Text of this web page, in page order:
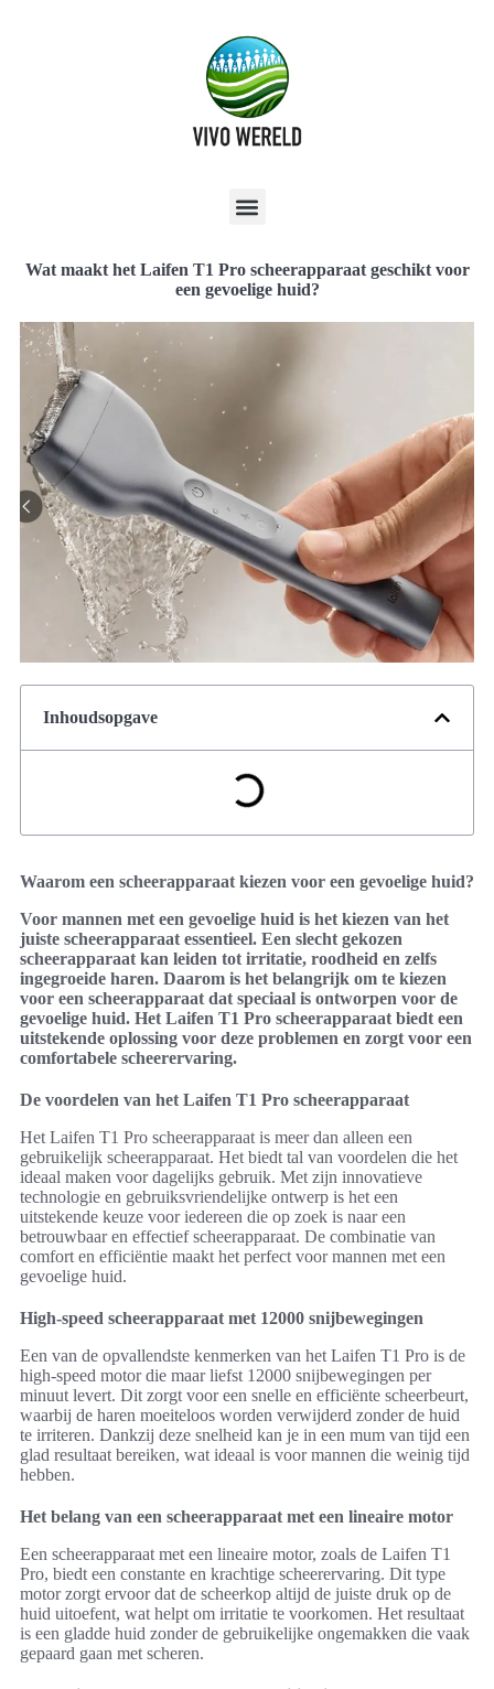
Wat maakt het Laifen T1 Pro scheerapparaat geschikt voor
een gevoelige huid?
Inhoudsopgave
Waarom een scheerapparaat kiezen voor een gevoelige huid?
Voor mannen met een gevoelige huid is het kiezen van het
juiste scheerapparaat essentieel. Een slecht gekozen
scheerapparaat kan leiden tot irritatie, roodheid en zelfs
ingegroeide haren. Daarom is het belangrijk om te kiezen
voor een scheerapparaat dat speciaal is ontworpen voor de
gevoelige huid. Het Laifen T1 Pro scheerapparaat biedt een
uitstekende oplossing voor deze problemen en zorgt voor een
comfortabele scheerervaring.
De voordelen van het Laifen T1 Pro scheerapparaat
Het Laifen T1 Pro scheerapparaat is meer dan alleen een
gebruikelijk scheerapparaat. Het biedt tal van voordelen die het
ideaal maken voor dagelijks gebruik. Met zijn innovatieve
technologie en gebruiksvriendelijke ontwerp is het een
uitstekende keuze voor iedereen die op zoek is naar een
betrouwbaar en effectief scheerapparaat. De combinatie van
comfort en efficiëntie maakt het perfect voor mannen met een
gevoelige huid.
High-speed scheerapparaat met 12000 snijbewegingen
Een van de opvallendste kenmerken van het Laifen T1 Pro is de
high-speed motor die maar liefst 12000 snijbewegingen per
minuut levert. Dit zorgt voor een snelle en efficiënte scheerbeurt,
waarbij de haren moeiteloos worden verwijderd zonder de huid
te irriteren. Dankzij deze snelheid kan je in een mum van tijd een
glad resultaat bereiken, wat ideaal is voor mannen die weinig tijd
hebben.
Het belang van een scheerapparaat met een lineaire motor
Een scheerapparaat met een lineaire motor, zoals de Laifen T1
Pro, biedt een constante en krachtige scheerervaring. Dit type
motor zorgt ervoor dat de scheerkop altijd de juiste druk op de
huid uitoefent, wat helpt om irritatie te voorkomen. Het resultaat
is een gladde huid zonder de gebruikelijke ongemakken die vaak
gepaard gaan met scheren.